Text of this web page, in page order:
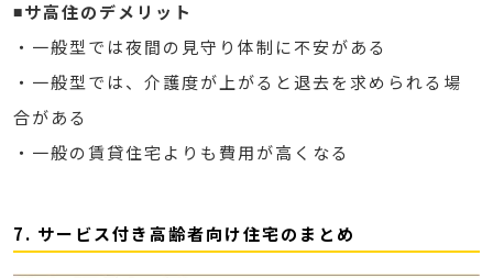
◾️サ高住のデメリット
・一般型では夜間の見守り体制に不安がある
・一般型では、介護度が上がると退去を求められる場
合がある
・一般の賃貸住宅よりも費用が高くなる
7. サービス付き高齢者向け住宅のまとめ